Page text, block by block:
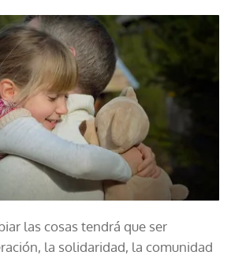
las cosas tendrá que ser
la solidaridad, la comunidad